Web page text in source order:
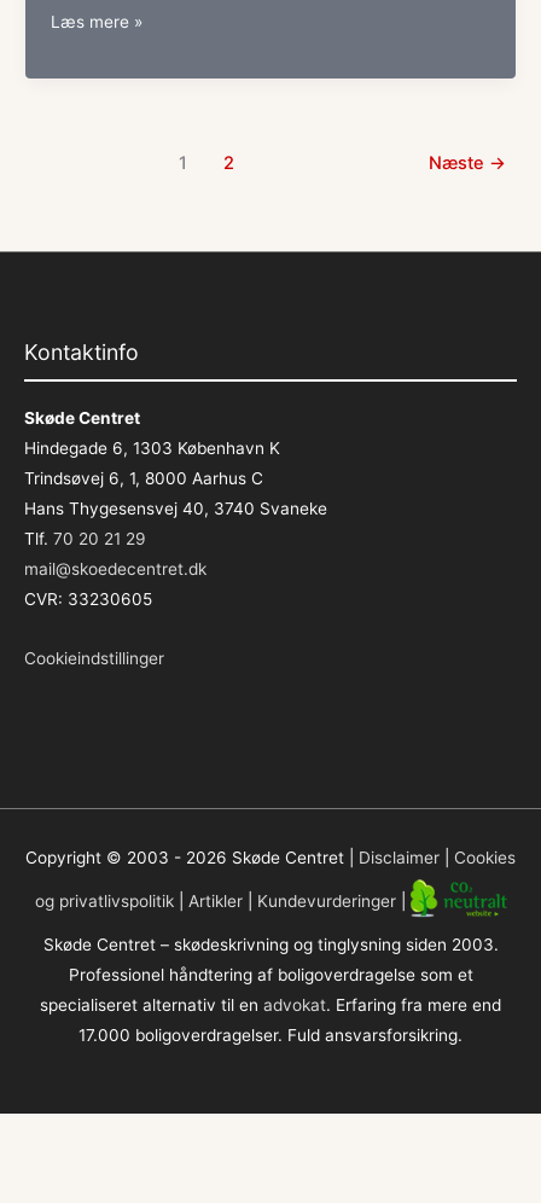
Sommerhus
afklare?
Læs mere »
1 2 Næste →
Kontaktinfo
Skøde Centret
Hindegade 6, 1303 København K
Trindsøvej 6, 1, 8000 Aarhus C
Hans Thygesensvej 40, 3740 Svaneke
Tlf. 70 20 21 29
mail@skoedecentret.dk
CVR: 33230605
Cookieindstillinger
Copyright © 2003 - 2026 Skøde Centret Disclaimer Cookies
og privatlivspolitik| Artikler| Kundevurderinger|
Skøde Centret – skødeskrivning og tinglysning siden 2003.
Professionel håndtering af boligoverdragelse som et
specialiseret alternativ til en advokat. Erfaring fra mere end
17.000 boligoverdragelser. Fuld ansvarsforsikring.